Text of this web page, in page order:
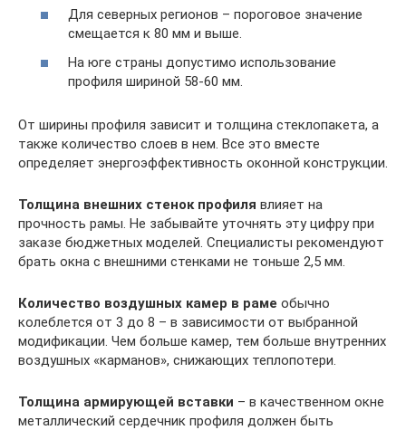
Для северных регионов – пороговое значение
смещается к 80 мм и выше.
На юге страны допустимо использование
профиля шириной 58-60 мм.
От ширины профиля зависит и толщина стеклопакета, а
также количество слоев в нем. Все это вместе
определяет энергоэффективность оконной конструкции.
Толщина внешних стенок профиля влияет на
прочность рамы. Не забывайте уточнять эту цифру при
заказе бюджетных моделей. Специалисты рекомендуют
брать окна с внешними стенками не тоньше 2,5 мм.
Количество воздушных камер в раме обычно
колеблется от 3 до 8 – в зависимости от выбранной
модификации. Чем больше камер, тем больше внутренних
воздушных «карманов», снижающих теплопотери.
Толщина армирующей вставки – в качественном окне
металлический сердечник профиля должен быть